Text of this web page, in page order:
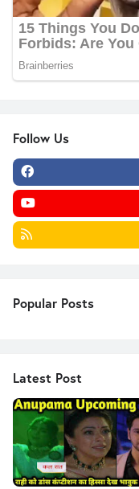
Follow Us
Popular Posts
Latest Post